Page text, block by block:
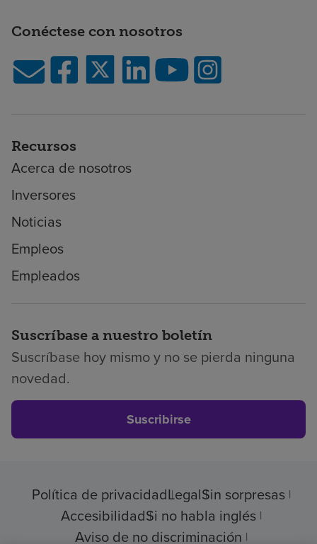
Conéctese con nosotros
Recursos
Acerca de nosotros
Inversores
Noticias
Empleos
Empleados
Suscríbase a nuestro boletín
Suscríbase hoy mismo y no se pierda ninguna
novedad.
Suscribirse
Política de privacidadLegalSin sorpresas
AccesibilidadSi no habla inglés
Aviso de no discriminación